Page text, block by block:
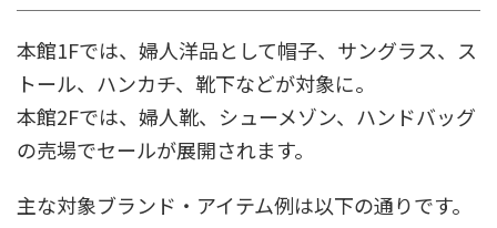
本館1Fでは、婦人洋品として帽子、サングラス、ス
トール、ハンカチ、靴下などが対象に。
本館2Fでは、婦人靴、シューメゾン、ハンドバッグ
の売場でセールが展開されます。
主な対象ブランド・アイテム例は以下の通りです。